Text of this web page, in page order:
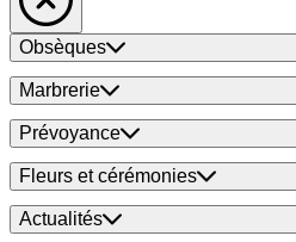
Obsèques
Marbrerie
Prévoyance
Fleurs et cérémonies
Actualités